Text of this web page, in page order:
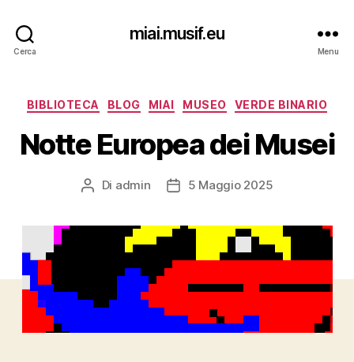
Cerca
miai.musif.eu
Menu
Categorie
BIBLIOTECA BLOG MIAI MUSEO VERDE BINARIO
Notte Europea dei Musei
Autore
Di admin
Data5 Maggio 2025